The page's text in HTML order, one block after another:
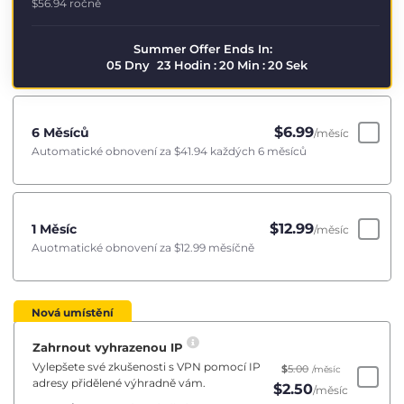
$56.94 ročně
Summer Offer Ends In:
05 Dny 23 Hodin :20 Min : 19Sek
6 Měsíců $6.99/měsíc
Automatické obnovení za $41.94 každých 6 měsíců
1 Měsíc $12.99/měsíc
Auotmatické obnovení za $12.99 měsíčně
Nová umístění
Zahrnout vyhrazenou IP
Vylepšete své zkušenosti s VPN pomocí IP
adresy přidělené výhradně vám.
$5.00 /měsíc
$2.50/měsíc